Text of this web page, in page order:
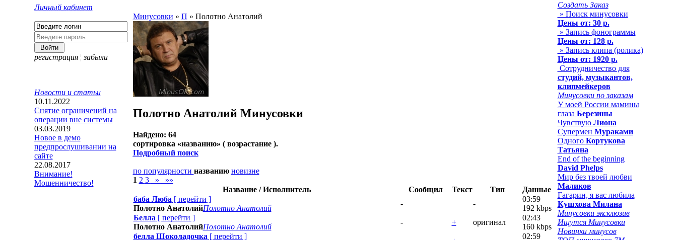
Личный кабинет
регистрация ¦ забыли
Новости и статьи
10.11.2022
Снятие ограничений на
операции вне системы
03.03.2019
Новое в демо
предпрослушивании на
сайте
22.08.2017
Внимание!
Мошенничество!
Минусовки » П » Полотно Анатолий
Полотно Анатолий Минусовки
Найдено: 64
сортировка «названию» ( возрастание ).
Подробный поиск
по популярности названию новизне
1 2 3 »
»»
Название / Исполнитель
Сообщил Текст Тип
Данные
баба Люба [ перейти ]
Полотно АнатолийПолотно Анатолий
- -
03:59
192 kbps
Белла [ перейти ]
Полотно АнатолийПолотно Анатолий
- + оригинал
02:43
160 kbps
белла Шоколадочка [ перейти ]
02:59
Создать Заказ
» Поиск минусовки
Цены от: 30 р.
» Запись фонограммы
Цены от: 128 р.
» Запись клипа (ролика)
Цены от: 1920 р.
Сотрудничество для
студий, музыкантов,
клипмейкеров
Минусовки по заказам
У моей России мамины
глаза Березины
Чувствую Лиона
Супермен Мураками
Одного Кортукова
Татьяна
End of the beginning
David Phelps
Мир без твоей любви
Маликов
Гагарин, я вас любила
Кушхова Милана
Минусовки эксклюзив
Ищутся Минусовки
Новинки минусов